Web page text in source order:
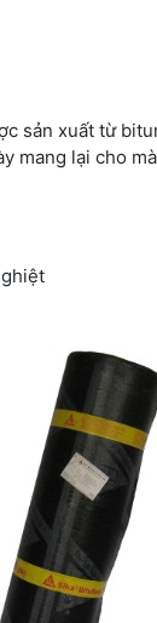
sản xuất từ
mang lại cho